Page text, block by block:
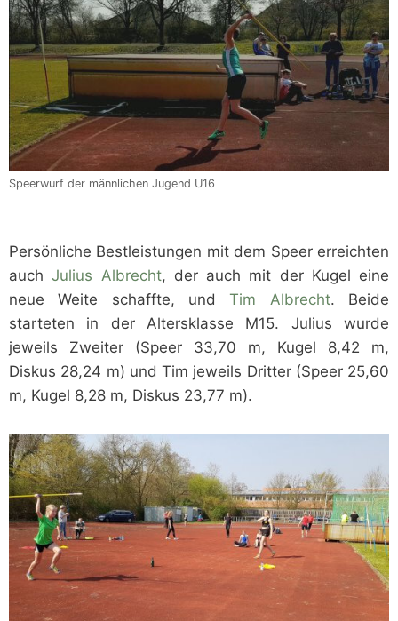
Speerwurf der männlichen Jugend U16
Persönliche Bestleistungen mit dem Speer erreichten
auchJulius Albrecht, der auch mit der Kugel eine
neue Weite schaffte, undTim Albrecht. Beide
starteten in der Altersklasse M15. Julius wurde
jeweils Zweiter (Speer 33,70 m, Kugel 8,42 m,
Diskus 28,24 m) und Tim jeweils Dritter (Speer 25,60
m, Kugel 8,28 m, Diskus 23,77 m).